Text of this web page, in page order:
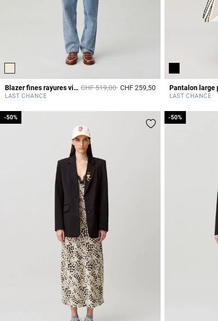
Blazer fines rayures viscose lin Prix réduit à partir de
CHF 519,00àCHF 259,50 5 out of 5 Customer
LAST CHANCE LAST CHANCE
-50%
-50% -50%
-50%